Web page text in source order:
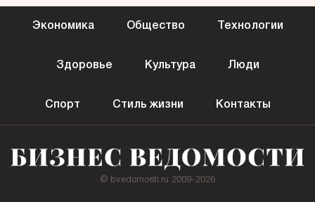
Экономика Общество Технологии
Здоровье Культура Люди
Спорт Стиль жизни Контакты
© bvedomosti.ru 2009-2026